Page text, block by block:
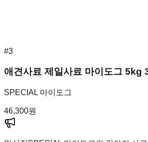
#3
애견사료 제일사료 마이도그 5kg
SPECIAL 마이도그
46,300원